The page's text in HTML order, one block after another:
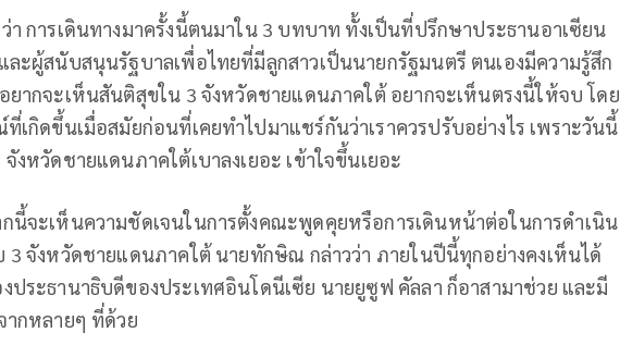
การเดินทางมาครั้งนี้ตนมาใน 3 บทบาท ทั้งเป็นที่ปรึกษาประธานอาเซียน
ะผู้สนับสนุนรัฐบาลเพื่อไทยที่มีลูกสาวเป็นนายกรัฐมนตรี ตนเองมีความรู้สึก
ยากจะเห็นสันติสุขใน 3 จังหวัดชายแดนภาคใต้ อยากจะเห็นตรงนี้ให้จบ โดย
เกิดขึ้นเมื่อสมัยก่อนที่เคยทำไปมาแชร์กันว่าเราควรปรับอย่างไร เพราะวันนี้
งหวัดชายแดนภาคใต้เบาลงเยอะ เข้าใจขึ้นเยอะ
กนี้จะเห็นความชัดเจนในการตั้งคณะพูดคุยหรือการเดินหน้าต่อในการดำเนิน
จังหวัดชายแดนภาคใต้ นายทักษิณ กล่าวว่า ภายในปีนี้ทุกอย่างคงเห็นได้
ประธานาธิบดีของประเทศอินโดนีเซีย นายยูซูฟ คัลลา ก็อาสามาช่วย และมี
ากหลายๆ ที่ด้วย